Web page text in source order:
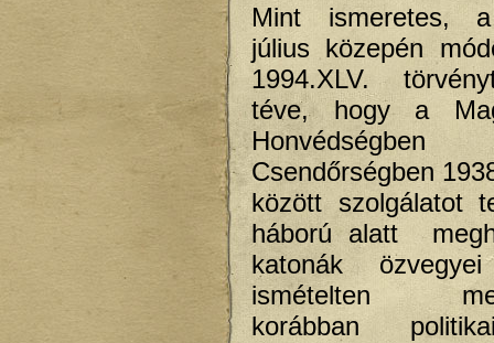
Mint ismeretes,
július közepén
1994.XLV.
téve, hogy a
Csendőrségben
között szolgálatot
háború alatt
katonák
ismételten
korábban